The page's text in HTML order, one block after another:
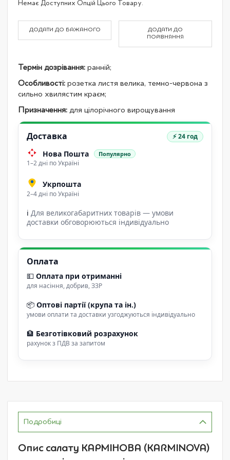
product
Немає Доступних Опцій Цього Товару.
ДОДАТИ ДО БАЖАНОГО
ДОДАТИ ДО
ПОРІВНЯННЯ
Термін дозрівання: ранній;
Особливості: розетка листя велика, темно-червона з
сильно хвилястим краєм;
Призначення: для цілорічного вирощування
Доставка ⚡ 24 год
Нова Пошта Популярно
1–2 дні по Україні
Укрпошта
2–4 дні по Україні
ℹ Для великогабаритних товарів — умови
доставки обговорюються індивідуально
Оплата
💵 Оплата при отриманні
для насіння, добрив, ЗЗР
📦 Оптові партії (крупа та ін.)
умови оплати та доставки узгоджуються індивідуально
🏦 Безготівковий розрахунок
рахунок з ПДВ за запитом
Подробиці
Опис салату КАРМІНОВА (KARMINOVA)